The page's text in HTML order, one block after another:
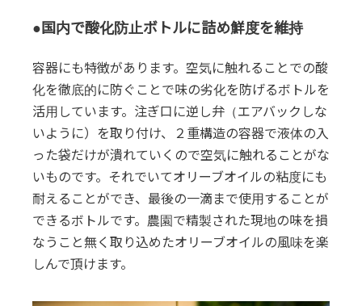
●国内で酸化防止ボトルに詰め鮮度を維持
容器にも特徴があります。空気に触れることでの酸
化を徹底的に防ぐことで味の劣化を防げるボトルを
活用しています。注ぎ口に逆し弁（エアバックしな
いように）を取り付け、２重構造の容器で液体の入
った袋だけが潰れていくので空気に触れることがな
いものです。それでいてオリーブオイルの粘度にも
耐えることができ、最後の一滴まで使用することが
できるボトルです。農園で精製された現地の味を損
なうこと無く取り込めたオリーブオイルの風味を楽
しんで頂けます。